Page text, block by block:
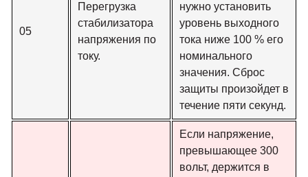
05
Перегрузка
стабилизатора
напряжения по
току.
нужно установить
уровень выходного
тока ниже 100 % его
номинального
значения. Сброс
защиты произойдет в
течение пяти секунд.
Если напряжение,
превышающее 300
вольт, держится в